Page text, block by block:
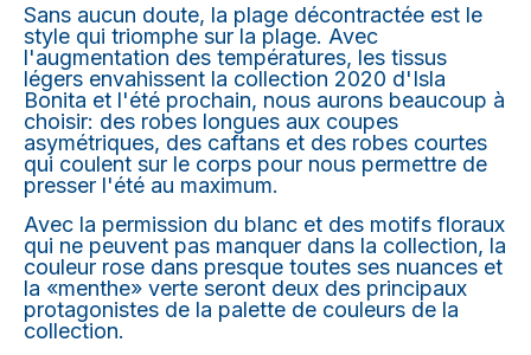
Sans aucun doute, la plage décontractée est le
style qui triomphe sur la plage. Avec
l'augmentation des températures, les tissus
légers envahissent la collection 2020 d'Isla
Bonita et l'été prochain, nous aurons beaucoup à
choisir: des robes longues aux coupes
asymétriques, des caftans et des robes courtes
qui coulent sur le corps pour nous permettre de
presser l'été au maximum.
Avec la permission du blanc et des motifs floraux
qui ne peuvent pas manquer dans la collection, la
couleur rose dans presque toutes ses nuances et
la «menthe» verte seront deux des principaux
protagonistes de la palette de couleurs de la
collection.